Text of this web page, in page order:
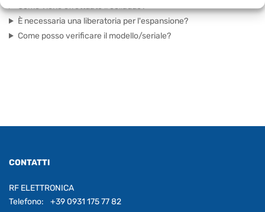
Come viene effettuato il collaudo?
È necessaria una liberatoria per l'espansione?
Come posso verificare il modello/seriale?
CONTATTI
RF ELETTRONICA
Telefono:
+39 0931 175 77 82